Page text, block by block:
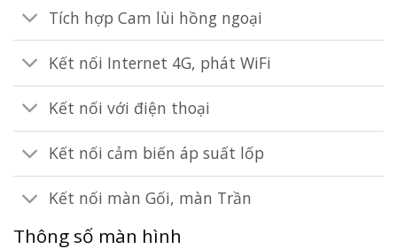
Tích hợp Cam lùi hồng ngoại
Kết nối Internet 4G, phát WiFi
Kết nối với điện thoại
Kết nối cảm biến áp suất lốp
Kết nối màn Gối, màn Trần
Thông số màn hình